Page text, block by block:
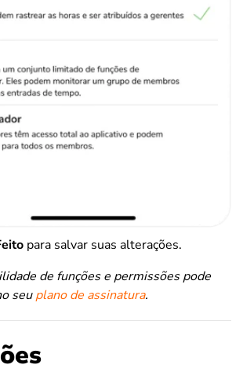
para salvar suas alterações.
de funções e permissões pode
seuplano de assinatura.